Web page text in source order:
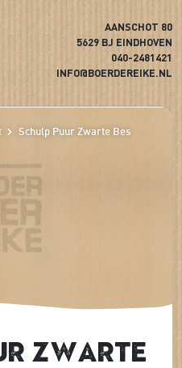
AANSCHOT 80
5629 BJ EINDHOVEN
040-2481421
INFO@BOERDEREIKE.NL
Schulp Puur Zwarte Bes
Zwarte